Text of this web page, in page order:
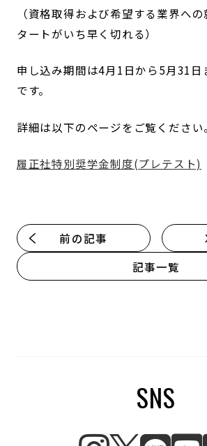
（資格取得および希望する業界へ
タートがいち早く切れる）
申し込み期間は4月1日から5月31日
です。
詳細は以下のページをご覧ください
履正社特別奨学金制度(プレテスト)
前の記事
記事一覧
SNS